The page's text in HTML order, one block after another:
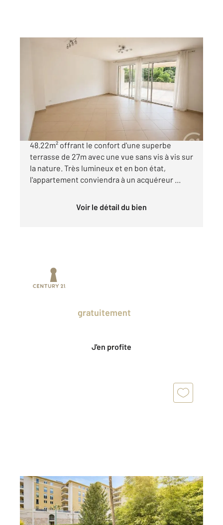
MENTON 06
Appartement F2 à vendre
269 000 €
Frontière Roquebrune cap martin Vaste 2p de
48.22m² offrant le confort d'une superbe
terrasse de 27m avec une vue sans vis à vis sur
la nature. Très lumineux et en bon état,
l'appartement conviendra à un acquéreur ...
Voir le détail du bien
gratuitement
J'en profite
MENTON 06
86,35 m
, 4 pièces
Ref : 655